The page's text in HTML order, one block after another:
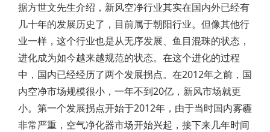
据方世文先生介绍，新风空净行业其实在国内外已经有
几十年的发展历史了，目前属于朝阳行业。但像其他行
业一样，这个行业也是从无序发展、鱼目混珠的状态，
进化成为如今越来越规范的状态。在这个进化的过程
中，国内已经经历了两个发展拐点。在2012年之前，国
内空净市场规模很小，一年不到20亿，新风市场就更
小。第一个发展拐点开始于2012年，由于当时国内雾霾
非常严重，空气净化器市场开始兴起，接下来几年时间